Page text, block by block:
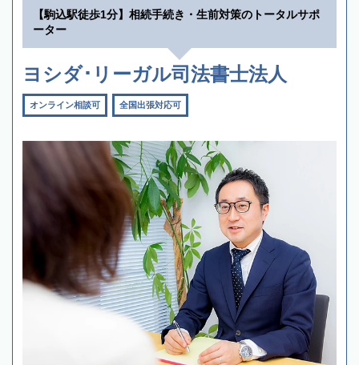
【駒込駅徒歩1分】相続手続き・生前対策のトータルサポ
ーター
ヨシダ･リーガル司法書士法人
オンライン相談可 全国出張対応可